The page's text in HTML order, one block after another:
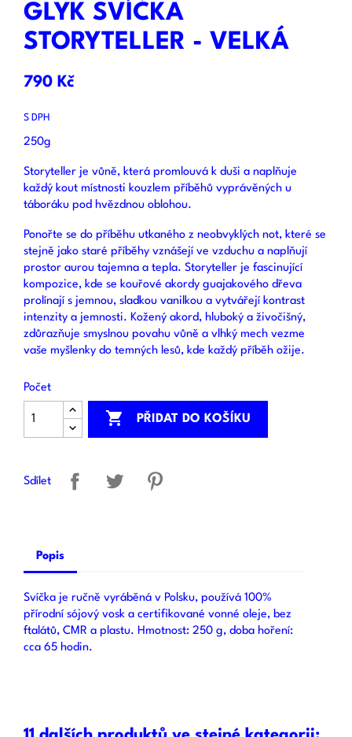
GLYK SVÍČKA
STORYTELLER - VELKÁ
790 Kč
S DPH
250g
Storyteller je vůně, která promlouvá k duši a naplňuje
každý kout místnosti kouzlem příběhů vyprávěných u
táboráku pod hvězdnou oblohou.
Ponořte se do příběhu utkaného z neobvyklých not, které se
stejně jako staré příběhy vznášejí ve vzduchu a naplňují
prostor aurou tajemna a tepla. Storyteller je fascinující
kompozice, kde se kouřové akordy guajakového dřeva
prolínají s jemnou, sladkou vanilkou a vytvářejí kontrast
intenzity a jemnosti. Kožený akord, hluboký a živočišný,
zdůrazňuje smyslnou povahu vůně a vlhký mech vezme
vaše myšlenky do temných lesů, kde každý příběh ožije.
Počet
 PŘIDAT DO KOŠÍKU
Sdílet
Popis
Svíčka je ručně vyráběná v Polsku, používá 100%
přírodní sójový vosk a certifikované vonné oleje, bez
ftalátů, CMR a plastu. Hmotnost: 250 g, doba hoření:
cca 65 hodin.